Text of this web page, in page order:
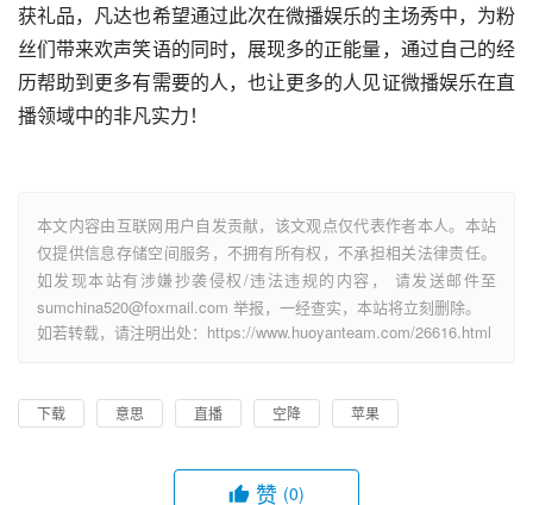
获礼品，凡达也希望通过此次在微播娱乐的主场秀中，为粉
丝们带来欢声笑语的同时，展现多的正能量，通过自己的经
历帮助到更多有需要的人，也让更多的人见证微播娱乐在直
播领域中的非凡实力！
本文内容由互联网用户自发贡献，该文观点仅代表作者本人。本站
仅提供信息存储空间服务，不拥有所有权，不承担相关法律责任。
如发现本站有涉嫌抄袭侵权/违法违规的内容， 请发送邮件至
sumchina520@foxmail.com 举报，一经查实，本站将立刻删除。
如若转载，请注明出处：https://www.huoyanteam.com/26616.html
下载 意思 直播 空降 苹果
赞 (0)